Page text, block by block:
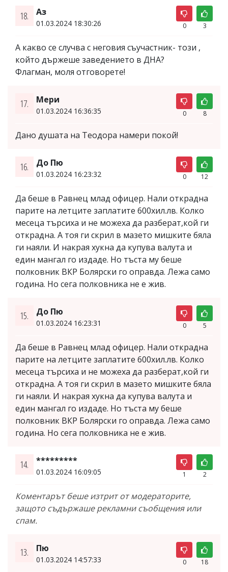
18. Аз
01.03.2024 18:30:26 0 3
А какво се случва с неговия съучастник- този ,
който държеше заведението в ДНА?
Флагман, моля отговорете!
17. Мери
01.03.2024 16:36:35 0 8
Дано душата на Теодора намери покой!
16. До Пю
01.03.2024 16:23:32 0 12
Да беше в Равнец млад офицер. Нали открадна
парите на летците заплатите 600хил.лв. Колко
месеца търсиха и не можеха да разберат,кой ги
открадна. А тоя ги скрил в мазето мишките бяла
ги наяли. И накрая хукна да купува валута и
един мангал го издаде. Но тъста му беше
полковник ВКР Болярски го оправда. Лежа само
година. Но сега полковника не е жив.
15. До Пю
01.03.2024 16:23:31 0 5
Да беше в Равнец млад офицер. Нали открадна
парите на летците заплатите 600хил.лв. Колко
месеца търсиха и не можеха да разберат,кой ги
открадна. А тоя ги скрил в мазето мишките бяла
ги наяли. И накрая хукна да купува валута и
един мангал го издаде. Но тъста му беше
полковник ВКР Болярски го оправда. Лежа само
година. Но сега полковника не е жив.
14. *********
01.03.2024 16:09:05 1 2
Коментарът беше изтрит от модераторите,
защото съдържаше рекламни съобщения или
спам.
13. Пю
01.03.2024 14:57:33 0 18